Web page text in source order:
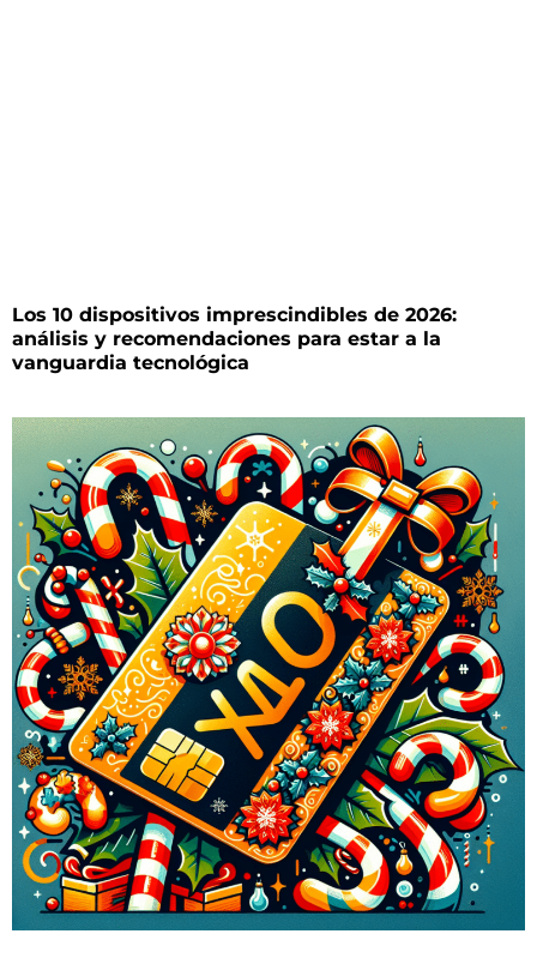
Los 10 dispositivos imprescindibles de 2026:
análisis y recomendaciones para estar a la
vanguardia tecnológica